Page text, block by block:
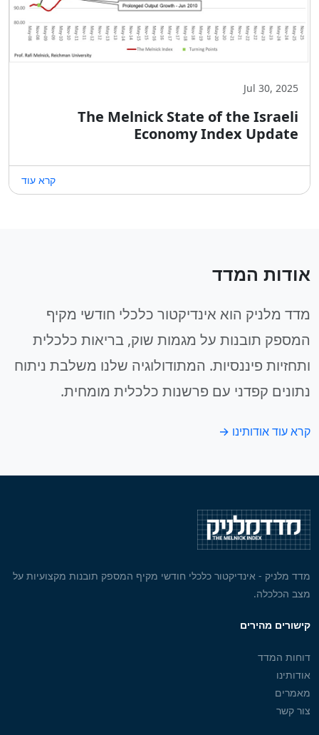
Jul 30, 2025
The Melnick State of the Israeli
Economy Index Update
קרא עוד
אודות המדד
מדד מלניק הוא אינדיקטור כלכלי חודשי מקיף
המספק תובנות על מגמות שוק, בריאות כלכלית
ותחזיות פיננסיות. המתודולוגיה שלנו משלבת ניתוח
נתונים קפדני עם פרשנות כלכלית מומחית.
קרא עוד אודותינו →
מדד מלניק - אינדיקטור כלכלי חודשי מקיף המספק תובנות מקצועיות על
מצב הכלכלה.
קישורים מהירים
דוחות המדד
אודותינו
מאמרים
צור קשר